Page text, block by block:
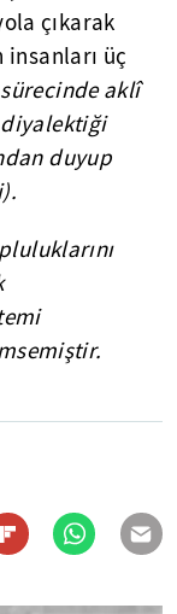
çıkarak
insanları üç
aklî
duyup